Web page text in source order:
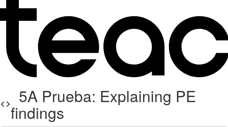
5A Prueba: Explaining PE
findings